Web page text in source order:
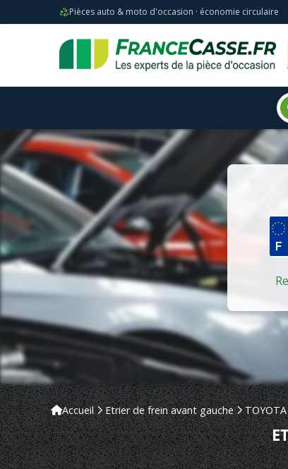
Pièces auto & moto d'occasion · économie circulaire
Accueil Etrier de frein avant gauche TOYOTA